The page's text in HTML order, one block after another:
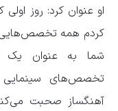
او عنوان کرد: روز
کردم همه تخصص‌هایی
شما به‌ عنوان یک
تخصص‌های سینمایی
آهنگساز صحبت